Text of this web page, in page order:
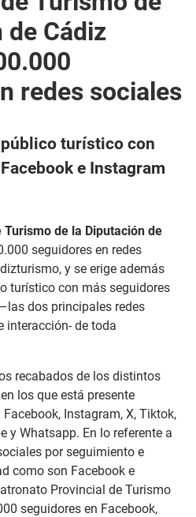
de Cádiz
redes sociales
turístico con
e Instagram
de la Diputación de
seguidores en redes
y se erige además
turístico con más seguidores
dos principales redes
interacción- de toda
recabados de los distintos
los que está presente
Facebook, Instagram, X, Tiktok,
y Whatsapp. En lo referente a
por seguimiento e
como son Facebook e
Provincial de Turismo
seguidores en Facebook,